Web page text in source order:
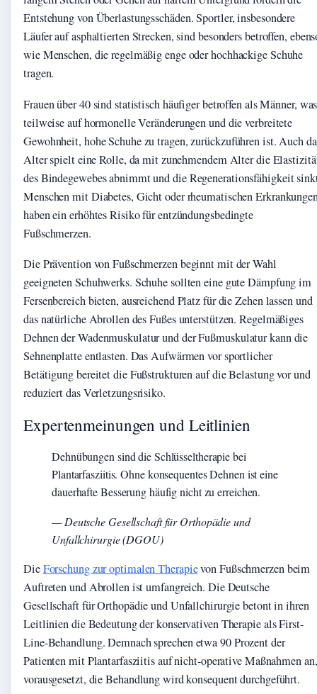
Entstehung von Überlastungsschäden. Sportler, insbesondere
Läufer auf asphaltierten Strecken, sind besonders betroffen,
wie Menschen, die regelmäßig enge oder hochhackige Schuhe
tragen.
Frauen über 40 sind statistisch häufiger betroffen als Männer, was
teilweise auf hormonelle Veränderungen und die verbreitete
Gewohnheit, hohe Schuhe zu tragen, zurückzuführen ist. Auch
Alter spielt eine Rolle, da mit zunehmendem Alter die
des Bindegewebes abnimmt und die Regenerationsfähigkeit
Menschen mit Diabetes, Gicht oder rheumatischen
haben ein erhöhtes Risiko für entzündungsbedingte
Fußschmerzen.
Die Prävention von Fußschmerzen beginnt mit der Wahl
geeigneten Schuhwerks. Schuhe sollten eine gute Dämpfung im
Fersenbereich bieten, ausreichend Platz für die Zehen lassen und
das natürliche Abrollen des Fußes unterstützen. Regelmäßiges
Dehnen der Wadenmuskulatur und der Fußmuskulatur kann die
Sehnenplatte entlasten. Das Aufwärmen vor sportlicher
Betätigung bereitet die Fußstrukturen auf die Belastung vor und
reduziert das Verletzungsrisiko.
Expertenmeinungen und Leitlinien
Dehnübungen sind die Schlüsseltherapie bei
Plantarfasziitis. Ohne konsequentes Dehnen ist eine
dauerhafte Besserung häufig nicht zu erreichen.
— Deutsche Gesellschaft für Orthopädie und
Unfallchirurgie (DGOU)
DieForschung zur optimalen Therapievon Fußschmerzen beim
Auftreten und Abrollen ist umfangreich. Die Deutsche
Gesellschaft für Orthopädie und Unfallchirurgie betont in ihren
Leitlinien die Bedeutung der konservativen Therapie als First-
Line-Behandlung. Demnach sprechen etwa 90 Prozent der
Patienten mit Plantarfasziitis auf nicht-operative Maßnahmen an,
vorausgesetzt, die Behandlung wird konsequent durchgeführt.